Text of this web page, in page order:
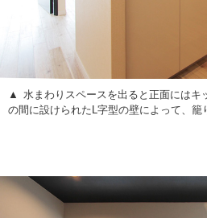
水まわりスペースを出ると正面にはキ
の間に設けられたL字型の壁によって、籠